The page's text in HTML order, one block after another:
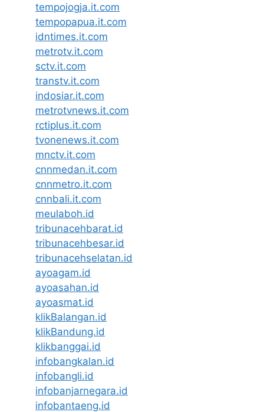
tempojogja.it.com
tempopapua.it.com
idntimes.it.com
metrotv.it.com
sctv.it.com
transtv.it.com
indosiar.it.com
metrotvnews.it.com
rctiplus.it.com
tvonenews.it.com
mnctv.it.com
cnnmedan.it.com
cnnmetro.it.com
cnnbali.it.com
meulaboh.id
tribunacehbarat.id
tribunacehbesar.id
tribunacehselatan.id
ayoagam.id
ayoasahan.id
ayoasmat.id
klikBalangan.id
klikBandung.id
klikbanggai.id
infobangkalan.id
infobangli.id
infobanjarnegara.id
infobantaeng.id